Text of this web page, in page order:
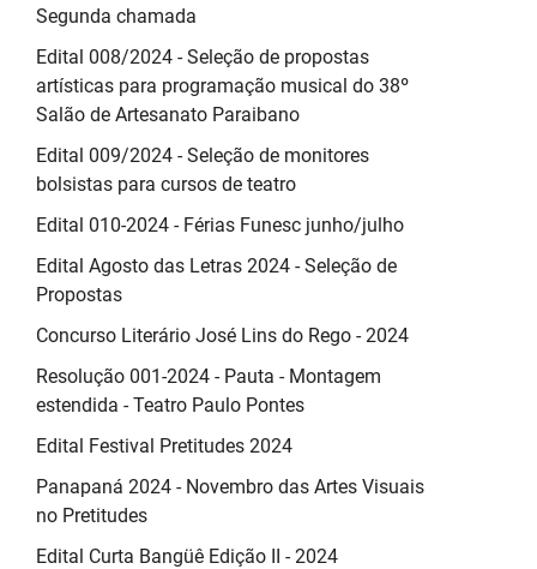
Segunda chamada
Edital 008/2024 - Seleção de propostas
artísticas para programação musical do 38º
Salão de Artesanato Paraibano
Edital 009/2024 - Seleção de monitores
bolsistas para cursos de teatro
Edital 010-2024 - Férias Funesc junho/julho
Edital Agosto das Letras 2024 - Seleção de
Propostas
Concurso Literário José Lins do Rego - 2024
Resolução 001-2024 - Pauta - Montagem
estendida - Teatro Paulo Pontes
Edital Festival Pretitudes 2024
Panapaná 2024 - Novembro das Artes Visuais
no Pretitudes
Edital Curta Bangüê Edição II - 2024